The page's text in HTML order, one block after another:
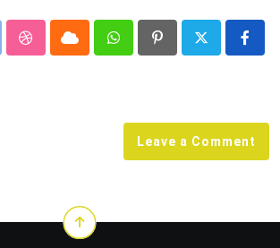
Pinterest
Whatsapp
Cloud
Leave a Comment